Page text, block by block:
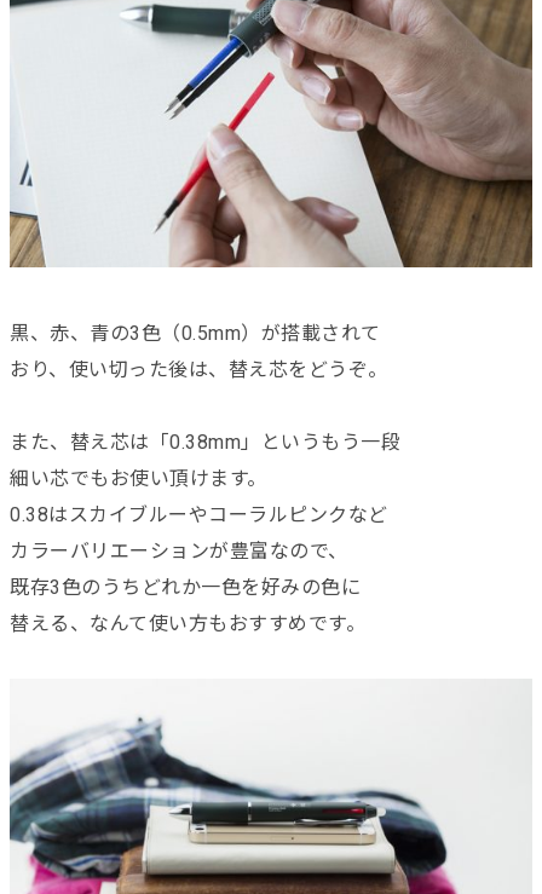
黒、赤、青の3色（0.5mm）が搭載されて
おり、使い切った後は、替え芯をどうぞ。
また、替え芯は「0.38mm」というもう一段
細い芯でもお使い頂けます。
0.38はスカイブルーやコーラルピンクなど
カラーバリエーションが豊富なので、
既存3色のうちどれか一色を好みの色に
替える、なんて使い方もおすすめです。